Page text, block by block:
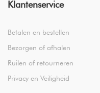
Klantenservice
Betalen en bestellen
Bezorgen of afhalen
Ruilen of retourneren
Privacy en Veiligheid